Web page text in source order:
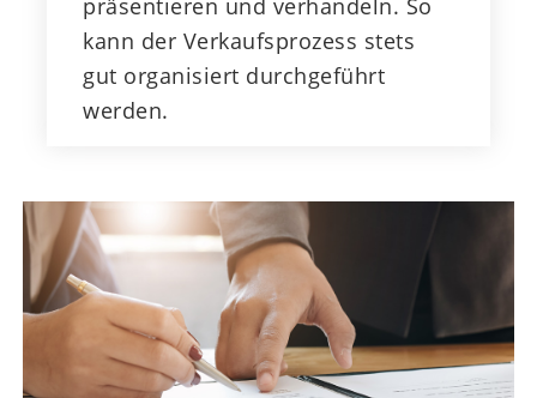
präsentieren und verhandeln. So
kann der Verkaufsprozess stets
gut organisiert durchgeführt
werden.